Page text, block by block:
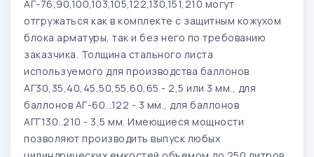
АГ-76,90,100,103,105,122,130,151,210 могут
отгружаться как в комплекте с защитным кожухом
блока арматуры, так и без него по требованию
заказчика. Толщина стального листа
используемого для производства баллонов
АГ30,35,40,45,50,55,60,65 - 2,5 или 3 мм., для
баллонов АГ-60...122 - 3 мм., для баллонов
АГГ130..210 - 3,5 мм. Имеющиеся мощности
позволяют производить выпуск любых